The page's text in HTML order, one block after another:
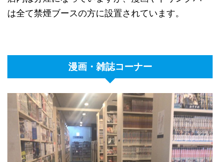
は全て禁煙ブースの方に設置されています。
漫画・雑誌コーナー